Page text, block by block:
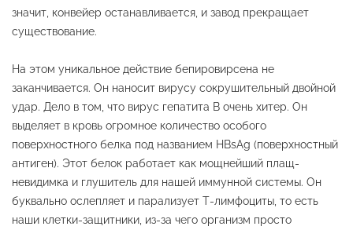
значит, конвейер останавливается, и завод прекращает
существование.
На этом уникальное действие бепировирсена не
заканчивается. Он наносит вирусу сокрушительный двойной
удар. Дело в том, что вирус гепатита B очень хитер. Он
выделяет в кровь огромное количество особого
поверхностного белка под названием HBsAg (поверхностный
антиген). Этот белок работает как мощнейший плащ-
невидимка и глушитель для нашей иммунной системы. Он
буквально ослепляет и парализует Т-лимфоциты, то есть
наши клетки-защитники, из-за чего организм просто